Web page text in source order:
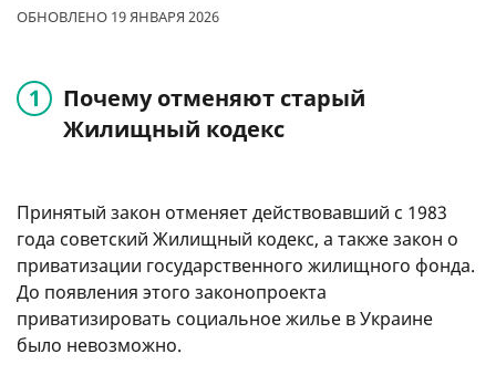
ОБНОВЛЕНО 19 ЯНВАРЯ 2026
Почему отменяют старый
Жилищный кодекс
Принятый закон отменяет действовавший с 1983
года советский Жилищный кодекс, а также закон о
приватизации государственного жилищного фонда.
До появления этого законопроекта
приватизировать социальное жилье в Украине
было невозможно.